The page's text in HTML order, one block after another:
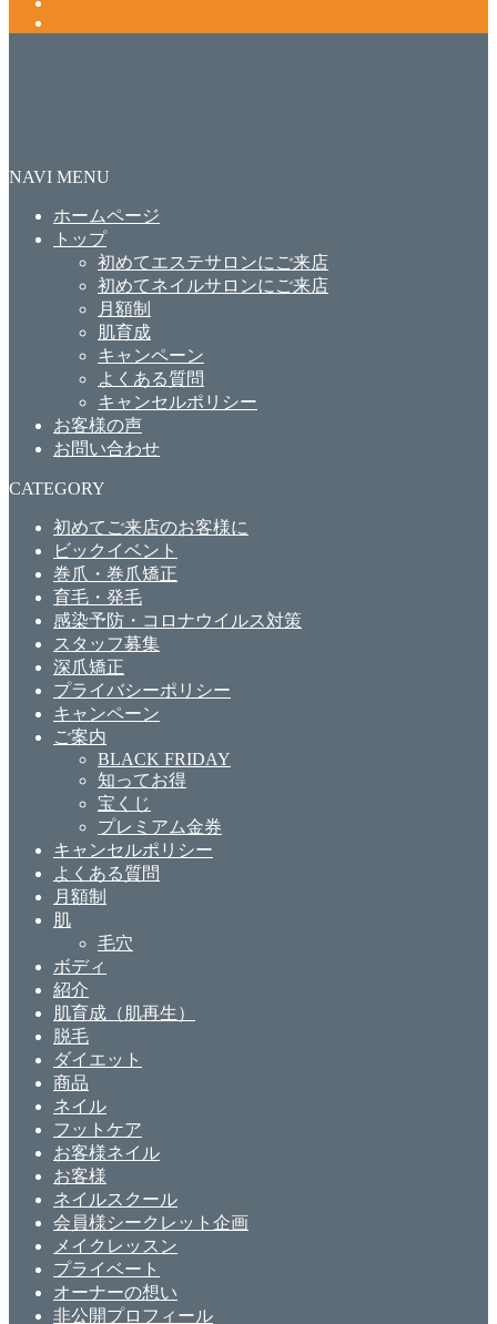
NAVI MENU
ホームページ
トップ
初めてエステサロンにご来店
初めてネイルサロンにご来店
月額制
肌育成
キャンペーン
よくある質問
キャンセルポリシー
お客様の声
お問い合わせ
CATEGORY
初めてご来店のお客様に
ビックイベント
巻爪・巻爪矯正
育毛・発毛
感染予防・コロナウイルス対策
スタッフ募集
深爪矯正
プライバシーポリシー
キャンペーン
ご案内
BLACK FRIDAY
知ってお得
宝くじ
プレミアム金券
キャンセルポリシー
よくある質問
月額制
肌
毛穴
ボディ
紹介
肌育成（肌再生）
脱毛
ダイエット
商品
ネイル
フットケア
お客様ネイル
お客様
ネイルスクール
会員様シークレット企画
メイクレッスン
プライベート
オーナーの想い
非公開プロフィール